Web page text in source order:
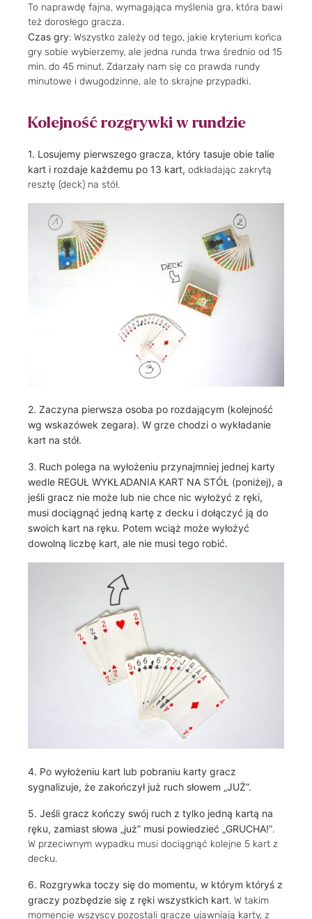
To naprawdę fajna, wymagająca myślenia gra, która bawi
też dorosłego gracza.
Czas gry: Wszystko zależy od tego, jakie kryterium końca
gry sobie wybierzemy, ale jedna runda trwa średnio od 15
min. do 45 minut. Zdarzały nam się co prawda rundy
minutowe i dwugodzinne, ale to skrajne przypadki.
Kolejność rozgrywki w rundzie
1. Losujemy pierwszego gracza, który tasuje obie talie
kart i rozdaje każdemu po 13 kart, odkładając zakrytą
resztę (deck) na stół.
2. Zaczyna pierwsza osoba po rozdającym (kolejność
wg wskazówek zegara). W grze chodzi o wykładanie
kart na stół.
3. Ruch polega na wyłożeniu przynajmniej jednej karty
wedle REGUŁ WYKŁADANIA KART NA STÓŁ (poniżej), a
jeśli gracz nie może lub nie chce nic wyłożyć z ręki,
musi dociągnąć jedną kartę z decku i dołączyć ją do
swoich kart na ręku. Potem wciąż może wyłożyć
dowolną liczbę kart, ale nie musi tego robić.
4. Po wyłożeniu kart lub pobraniu karty gracz
sygnalizuje, że zakończył już ruch słowem „JUŻ”.
5. Jeśli gracz kończy swój ruch z tylko jedną kartą na
ręku, zamiast słowa „już” musi powiedzieć „GRUCHA!”.
W przeciwnym wypadku musi dociągnąć kolejne 5 kart z
decku.
6. Rozgrywka toczy się do momentu, w którym któryś z
graczy pozbędzie się z ręki wszystkich kart. W takim
momencie wszyscy pozostali gracze ujawniają karty, z